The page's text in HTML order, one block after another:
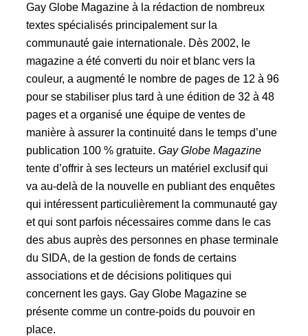
Gay Globe Magazine à la rédaction de nombreux
textes spécialisés principalement sur la
communauté gaie internationale. Dès 2002, le
magazine a été converti du noir et blanc vers la
couleur, a augmenté le nombre de pages de 12 à 96
pour se stabiliser plus tard à une édition de 32 à 48
pages et a organisé une équipe de ventes de
manière à assurer la continuité dans le temps d’une
publication 100 % gratuite. Gay Globe Magazine
tente d’offrir à ses lecteurs un matériel exclusif qui
va au-delà de la nouvelle en publiant des enquêtes
qui intéressent particulièrement la communauté gay
et qui sont parfois nécessaires comme dans le cas
des abus auprès des personnes en phase terminale
du SIDA, de la gestion de fonds de certains
associations et de décisions politiques qui
concernent les gays. Gay Globe Magazine se
présente comme un contre-poids du pouvoir en
place.